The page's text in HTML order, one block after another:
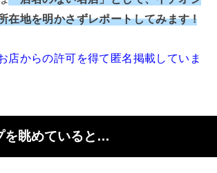
在地を明かさずレポートしてみます !
店からの許可を得て匿名掲載していま
を眺めていると…